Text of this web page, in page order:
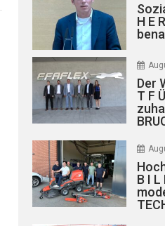
H E
Der
T F
B I L